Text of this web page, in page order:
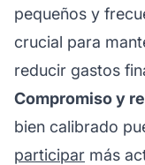
pequeños y
crucial para
reducir gastos
Compromiso y
bien calibrado
participar más